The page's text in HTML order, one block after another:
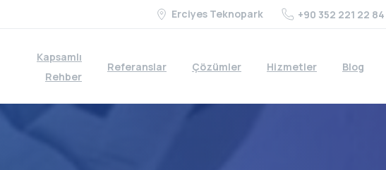
Erciyes Teknopark +90 352 221 22 84
Kapsamlı
Rehber
Referanslar Çözümler Hizmetler Blog